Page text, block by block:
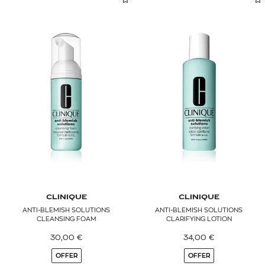
CLINIQUE
ANTI-BLEMISH SOLUTIONS
CLEANSING FOAM
30,00 €
OFFER
CLINIQUE
ANTI-BLEMISH SOLUTIONS
CLARIFYING LOTION
34,00 €
OFFER